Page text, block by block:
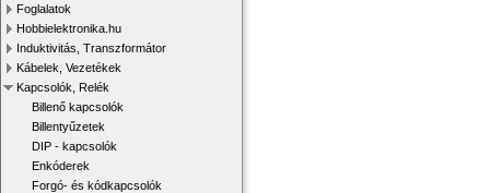
Foglalatok
Hobbielektronika.hu
Induktivitás, Transzformátor
Kábelek, Vezetékek
Kapcsolók, Relék
Billenő kapcsolók
Billentyűzetek
DIP - kapcsolók
Enkóderek
Forgó- és kódkapcsolók